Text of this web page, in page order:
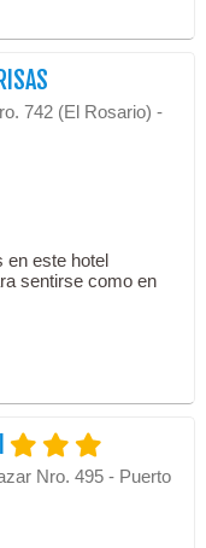
742 (El Rosario) -
en este hotel
sentirse como en
Nro. 495 - Puerto